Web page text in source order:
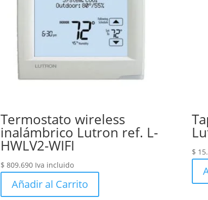
Termostato wireless
inalámbrico Lutron ref. L-
HWLV2-WIFI
$ 809.690 Iva incluido
Añadir al Carrito
$